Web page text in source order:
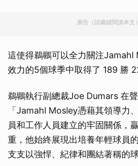
廣告（請繼續閱讀本文）
這使得鵜鶘可以全力關注Jamahl
效力的5個球季中取得了 189 勝
鵜鶘執行副總裁Joe Dumars 在聲
「Jamahl Mosley憑藉其領導力
員和工作人員建立的牢固關係，
重，他始終展現出培養年輕球員
支支以強悍、紀律和團結著稱的球